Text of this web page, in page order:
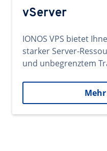
vServer
IONOS VPS bietet
starker Server-
und unbegrenztem